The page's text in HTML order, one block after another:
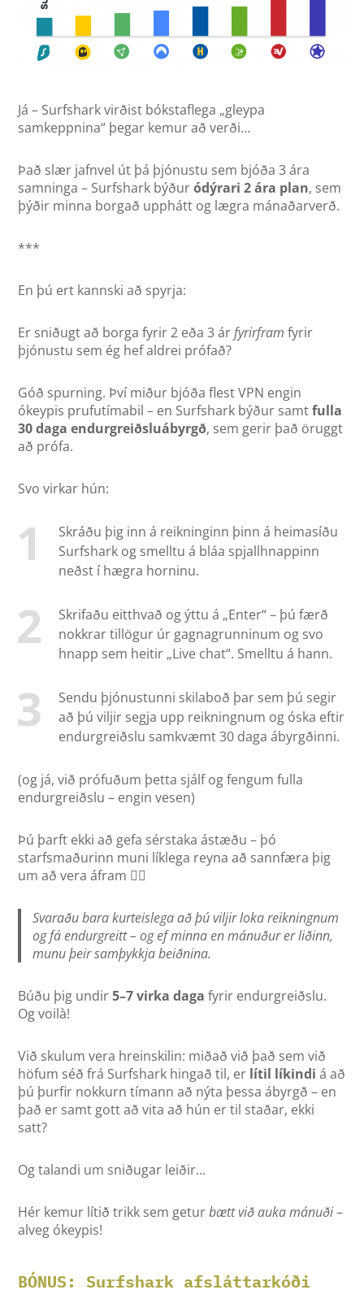
Já – Surfshark virðist bókstaflega „gleypa
samkeppnina“ þegar kemur að verði…
Það slær jafnvel út þá þjónustu sem bjóða 3 ára
samninga – Surfshark býðuródýrari 2 ára plan, sem
þýðir minna borgað upphátt og lægra mánaðarverð.
***
En þú ert kannski að spyrja:
Er sniðugt að borga fyrir 2 eða 3 árfyrirfram fyrir
þjónustu sem ég hef aldrei prófað?
Góð spurning. Því miður bjóða flest VPN engin
ókeypis prufutímabil – en Surfshark býður samtfulla
30 daga endurgreiðsluábyrgð, sem gerir það öruggt
að prófa.
Svo virkar hún:
Skráðu þig inn á reikninginn þinn á heimasíðu
Surfshark og smelltu á bláa spjallhnappinn
neðst í hægra horninu.
Skrifaðu eitthvað og ýttu á „Enter“ – þú færð
nokkrar tillögur úr gagnagrunninum og svo
hnapp sem heitir „Live chat“. Smelltu á hann.
Sendu þjónustunni skilaboð þar sem þú segir
að þú viljir segja upp reikningnum og óska eftir
endurgreiðslu samkvæmt 30 daga ábyrgðinni.
(og já, við prófuðum þetta sjálf og fengum fulla
endurgreiðslu – engin vesen)
Þú þarft ekki að gefa sérstaka ástæðu – þó
starfsmaðurinn muni líklega reyna að sannfæra þig
um að vera áfram 🦸‍♀️
Svaraðu bara kurteislega að þú viljir loka reikningnum
og fá endurgreitt – og ef minna en mánuður er liðinn,
munu þeir samþykkja beiðnina.
Búðu þig undir5–7 virka daga fyrir endurgreiðslu.
Og voilà!
Við skulum vera hreinskilin: miðað við það sem við
höfum séð frá Surfshark hingað til, er lítil líkindi á að
þú þurfir nokkurn tímann að nýta þessa ábyrgð – en
það er samt gott að vita að hún er til staðar, ekki
satt?
Og talandi um sniðugar leiðir…
Hér kemur lítið trikk sem geturbætt við auka mánuði–
alveg ókeypis!
BÓNUS: Surfshark afsláttarkóði